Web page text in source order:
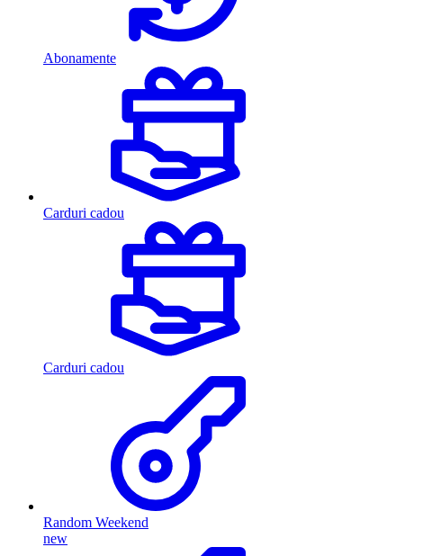
Abonamente
Carduri cadou
Carduri cadou
Random Weekend
new